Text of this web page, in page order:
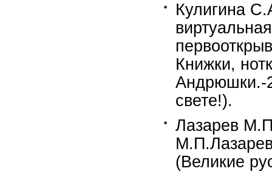
Кулигина
Книжки,
Андрюшки.-
свете!).
Лазарев
(Великие